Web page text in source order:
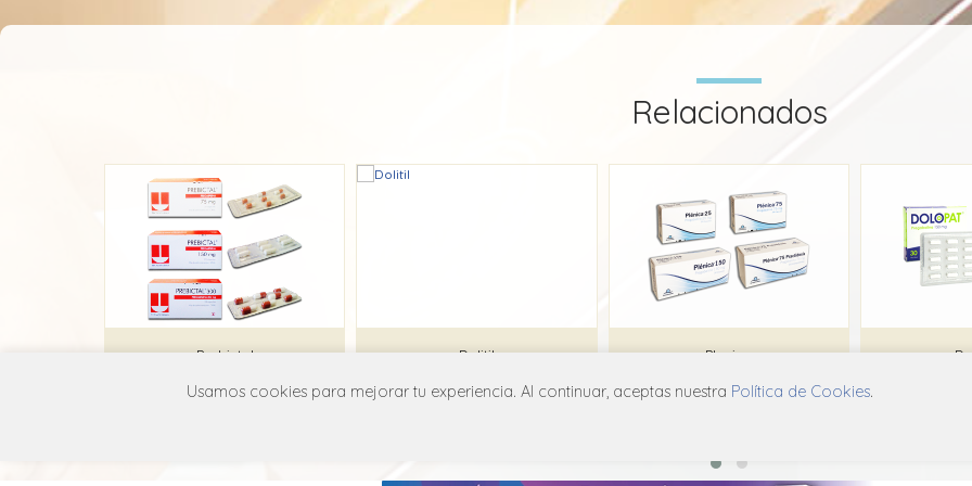
Relacionados
Prebictal
Adium
Dolitil
BioGenet
Plenica
Interpharm
Usamos cookies para mejorar tu experiencia. Al continuar, aceptas nuestra Política de Cookies.